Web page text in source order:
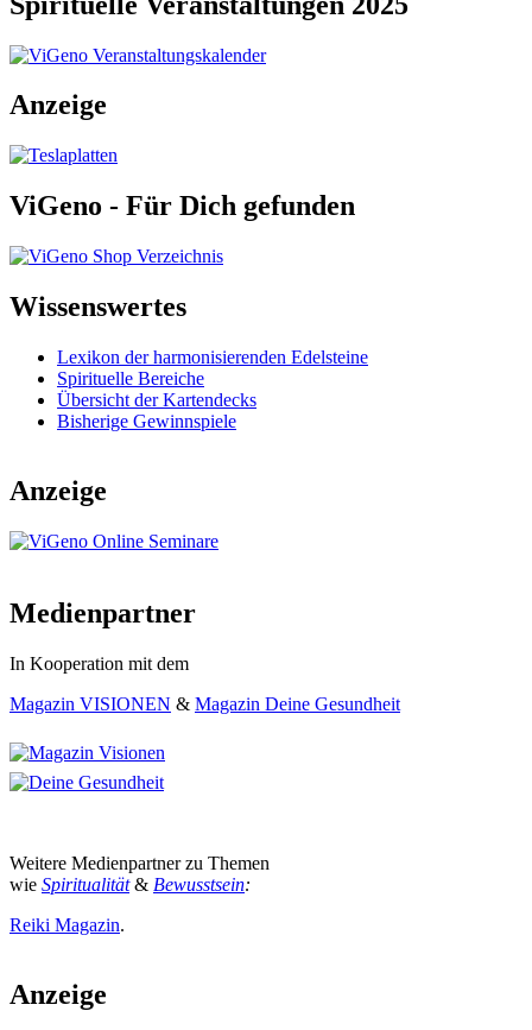
Anzeige
ViGeno - Für Dich gefunden
Wissenswertes
Lexikon der harmonisierenden Edelsteine
Spirituelle Bereiche
Übersicht der Kartendecks
Bisherige Gewinnspiele
Anzeige
Medienpartner
In Kooperation mit dem
Magazin VISIONEN & Magazin Deine Gesundheit
Weitere Medienpartner zu Themen
wie Spiritualität& Bewusstsein:
Reiki Magazin.
Anzeige